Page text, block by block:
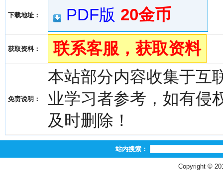
下载地址： PDF版 20金币
获取资料： 联系客服，获取资料
免责说明：
本站部分内容收集于互
业学习者参考，如有侵
及时删除！
站内搜索：
Copyright ©